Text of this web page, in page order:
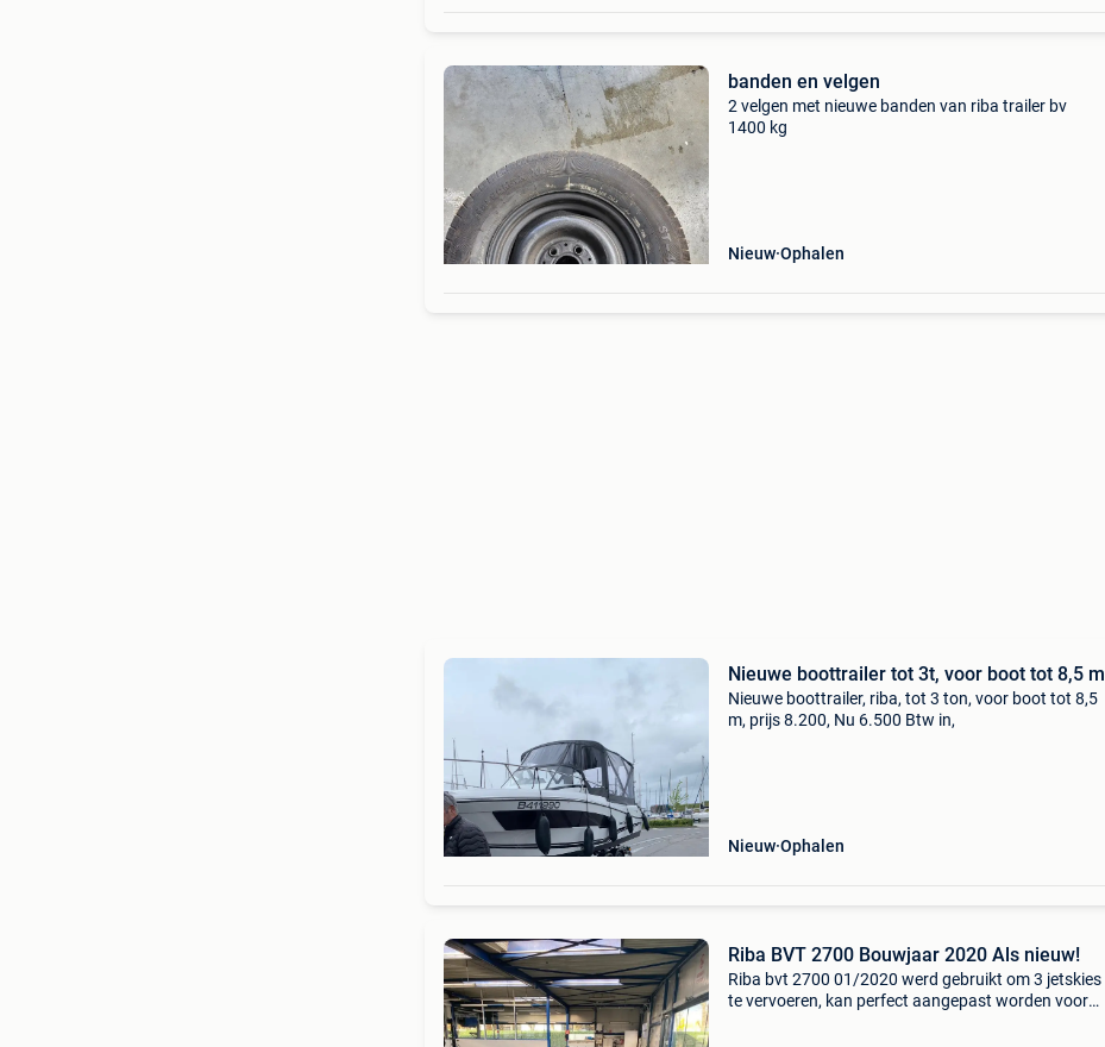
banden en velgen
2 velgen met nieuwe banden van riba trailer bv
1400 kg
Nieuw Ophalen
Nieuwe boottrailer tot 3t, voor boot tot 8,5 m
Nieuwe boottrailer, riba, tot 3 ton, voor boot tot 8,5
m, prijs 8.200, Nu 6.500 Btw in,
Nieuw Ophalen
Riba BVT 2700 Bouwjaar 2020 Als nieuw!
Riba bvt 2700 01/2020 werd gebruikt om 3 jetskies
te vervoeren, kan perfect aangepast worden voor